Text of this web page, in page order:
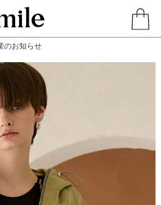
のお知らせ
BLOUSON（KHAKI）